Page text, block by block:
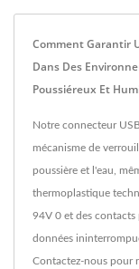
Comment Garantir
Dans Des
Poussiéreux Et
Notre connecteur
mécanisme de
poussière et l'eau,
thermoplastique
94V 0 et des contacts
données
Contactez-nous pour